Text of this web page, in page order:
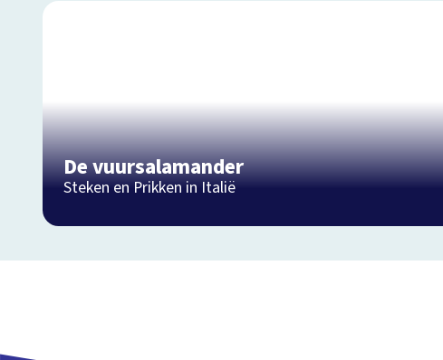
De vuursalamander
Steken en Prikken in Italië